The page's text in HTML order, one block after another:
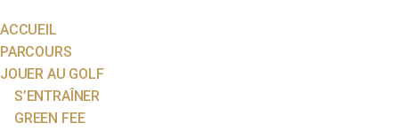
ACCUEIL
PARCOURS
JOUER AU GOLF
S’ENTRAÎNER
GREEN FEE